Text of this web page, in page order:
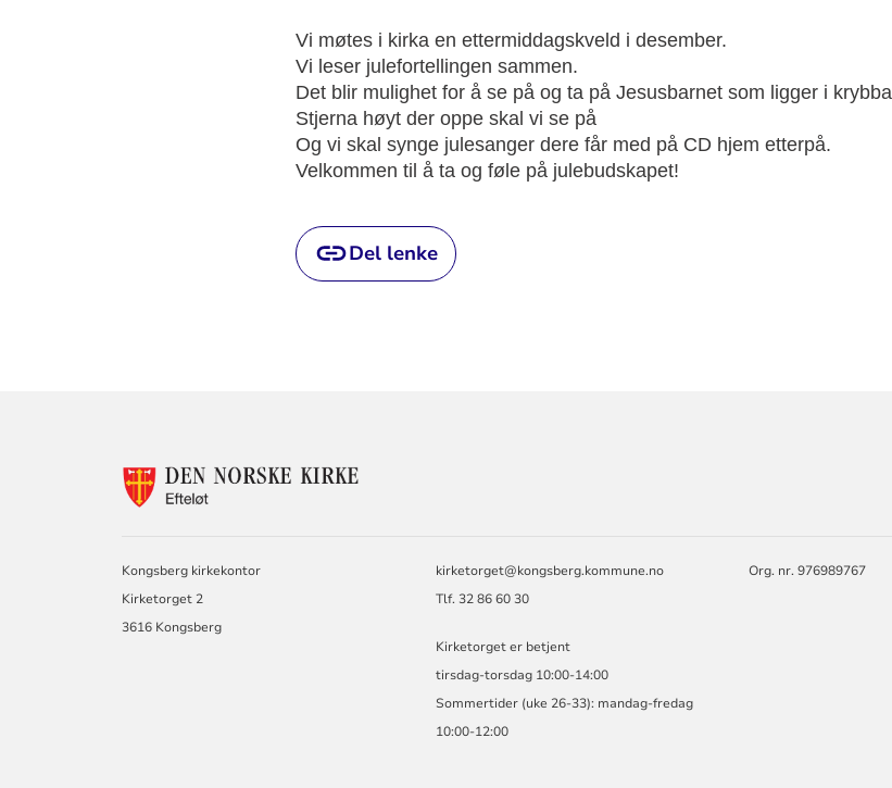
Vi møtes i kirka en ettermiddagskveld i desember.
Vi leser julefortellingen sammen.
Det blir mulighet for å se på og ta på Jesusbarnet som ligger i krybba
Stjerna høyt der oppe skal vi se på
Og vi skal synge julesanger dere får med på CD hjem etterpå.
Velkommen til å ta og føle på julebudskapet!
Del lenke
Kongsberg kirkekontor
Kirketorget 2
3616 Kongsberg
kirketorget@kongsberg.kommune.no
Tlf. 32 86 60 30
Kirketorget er betjent
tirsdag-torsdag 10:00-14:00
Sommertider (uke 26-33): mandag-fredag
10:00-12:00
Org. nr. 976989767